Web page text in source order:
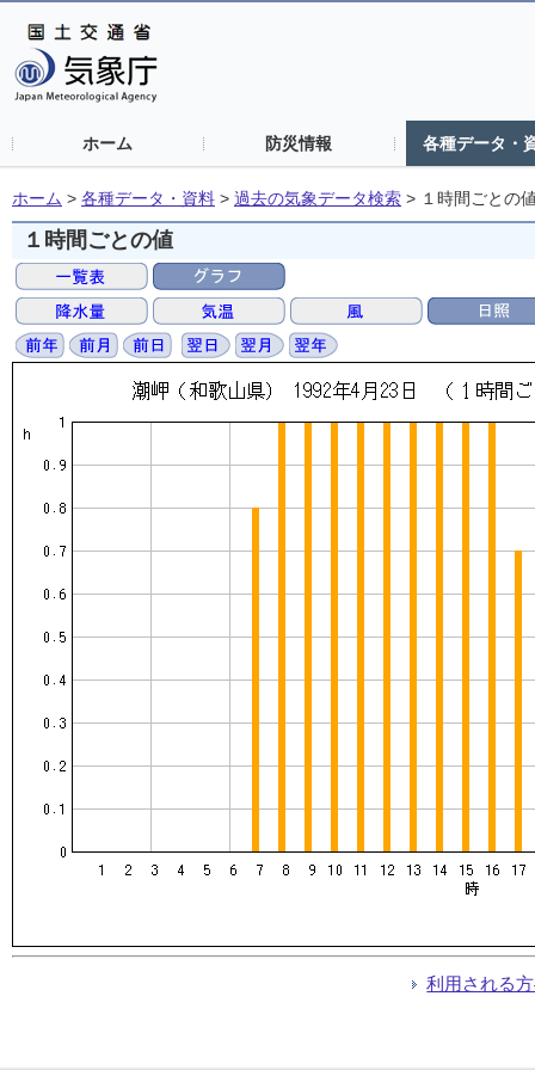
ホーム 防災情報 各種データ・
ホーム > 各種データ・資料 > 過去の気象データ検索 > １時間ごとの
１時間ごとの値
利用される